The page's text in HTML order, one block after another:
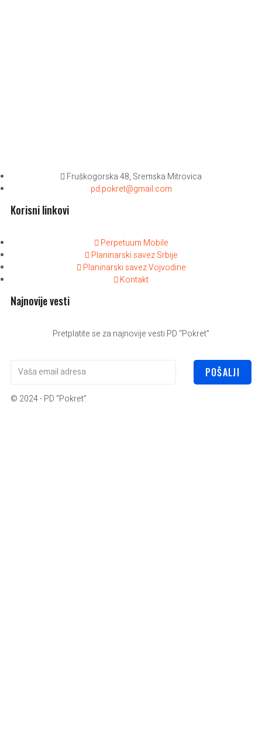
Fruškogorska 48, Sremska Mitrovica
pd.pokret@gmail.com
Korisni linkovi
Perpetuum Mobile
Planinarski savez Srbije
Planinarski savez Vojvodine
Kontakt
Najnovije vesti
Pretplatite se za najnovije vesti PD “Pokret”
POŠALJI
© 2024· PD “Pokret”